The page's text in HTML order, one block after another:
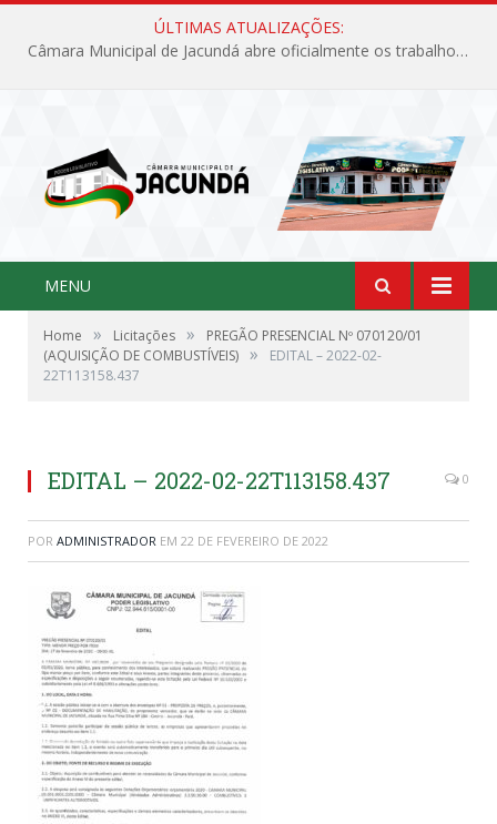
ÚLTIMAS ATUALIZAÇÕES:
Câmara Municipal de Jacundá abre oficialmente os trabalhos legislativos de 2026
MENU
Home » Licitações »
PREGÃO PRESENCIAL Nº 070120/01
(AQUISIÇÃO DE COMBUSTÍVEIS) »
EDITAL – 2022-02-
22T113158.437
EDITAL – 2022-02-22T113158.437 0
POR ADMINISTRADOR EM 22 DE FEVEREIRO DE 2022